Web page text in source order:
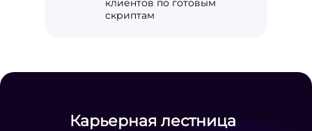
клиентов по готовым
скриптам
Карьерная лестница